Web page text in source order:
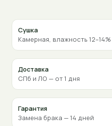
Сушка
Камерная, влажность 12–14%
Доставка
СПб и ЛО — от 1 дня
Гарантия
Замена брака — 14 дней